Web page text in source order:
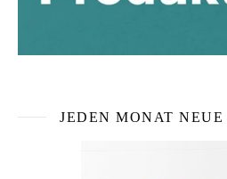
JEDEN MONAT